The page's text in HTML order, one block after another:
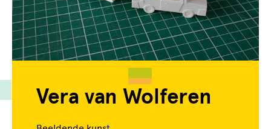
Vera van Wolferen